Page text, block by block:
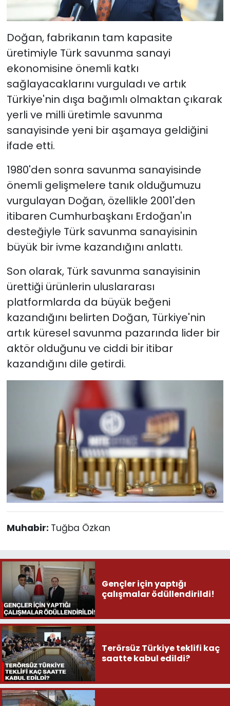
Doğan, fabrikanın tam kapasite
üretimiyle Türk savunma sanayi
ekonomisine önemli katkı
sağlayacaklarını vurguladı ve artık
Türkiye'nin dışa bağımlı olmaktan çıkarak
yerli ve milli üretimle savunma
sanayisinde yeni bir aşamaya geldiğini
ifade etti.
1980'den sonra savunma sanayisinde
önemli gelişmelere tanık olduğumuzu
vurgulayan Doğan, özellikle 2001'den
itibaren Cumhurbaşkanı Erdoğan'ın
desteğiyle Türk savunma sanayisinin
büyük bir ivme kazandığını anlattı.
Son olarak, Türk savunma sanayisinin
ürettiği ürünlerin uluslararası
platformlarda da büyük beğeni
kazandığını belirten Doğan, Türkiye'nin
artık küresel savunma pazarında lider bir
aktör olduğunu ve ciddi bir itibar
kazandığını dile getirdi.
Muhabir: Tuğba Özkan
Gençler için yaptığı
çalışmalar ödüllendirildi!
Terörsüz Türkiye teklifi kaç
saatte kabul edildi?